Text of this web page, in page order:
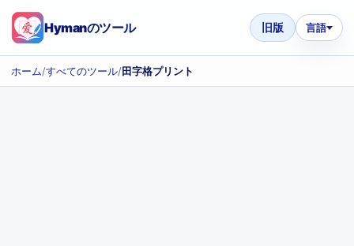
Hymanのツール 旧版 言語
ホーム/すべてのツール/田字格プリント